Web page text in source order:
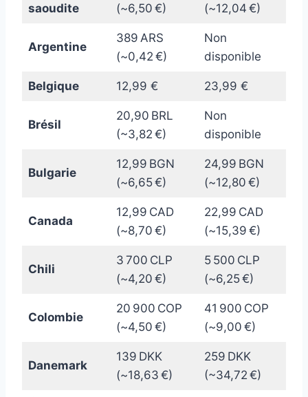
saoudite (~6,50 €) (~12,04 €)
Argentine
389 ARS
(~0,42 €)
Non
disponible
Belgique 12,99 € 23,99 €
Brésil
20,90 BRL
(~3,82 €)
Non
disponible
Bulgarie
12,99 BGN
(~6,65 €)
24,99 BGN
(~12,80 €)
Canada
12,99 CAD
(~8,70 €)
22,99 CAD
(~15,39 €)
Chili
3 700 CLP
(~4,20 €)
5 500 CLP
(~6,25 €)
Colombie
20 900 COP
(~4,50 €)
41 900 COP
(~9,00 €)
Danemark
139 DKK
(~18,63 €)
259 DKK
(~34,72 €)